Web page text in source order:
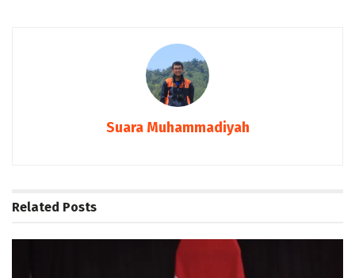
Suara Muhammadiyah
Related Posts